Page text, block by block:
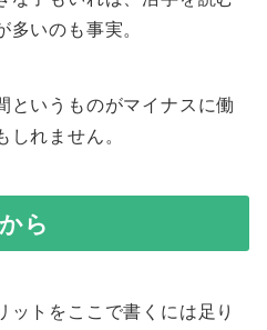
いのも事実。
というものがマイナスに働
れません。
ら
ットをここで書くには足り